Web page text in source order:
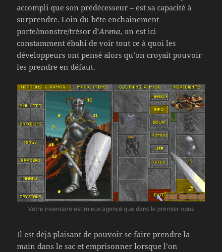
accompli que son prédécesseur – est sa capacité à
surprendre. Loin du bête enchainement
porte/monstre/trésor d’Arena, on est ici
constamment ébahi de voir tout ce à quoi les
développeurs ont pensé alors qu’on croyait pouvoir
les prendre en défaut.
Votre inventaire est mieux agencé que dans le premier opus
Il est déjà plaisant de pouvoir se faire prendre la
main dans le sac et emprisonner lorsque l’on